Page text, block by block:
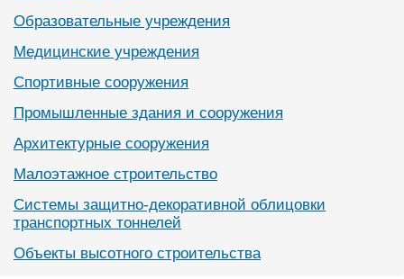
Образовательные учреждения
Медицинские учреждения
Спортивные сооружения
Промышленные здания и сооружения
Архитектурные сооружения
Малоэтажное строительство
Системы защитно-декоративной облицовки
транспортных тоннелей
Объекты высотного строительства